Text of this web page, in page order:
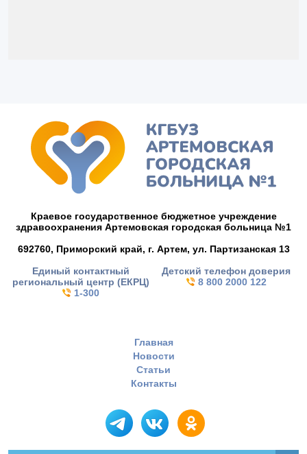
Краевое государственное бюджетное учреждение
здравоохранения Артемовская городская больница №1
692760, Приморский край, г. Артем, ул. Партизанская 13
Единый контактный
региональный центр (ЕКРЦ)
1-300
Детский телефон доверия
8 800 2000 122
Главная
Новости
Статьи
Контакты